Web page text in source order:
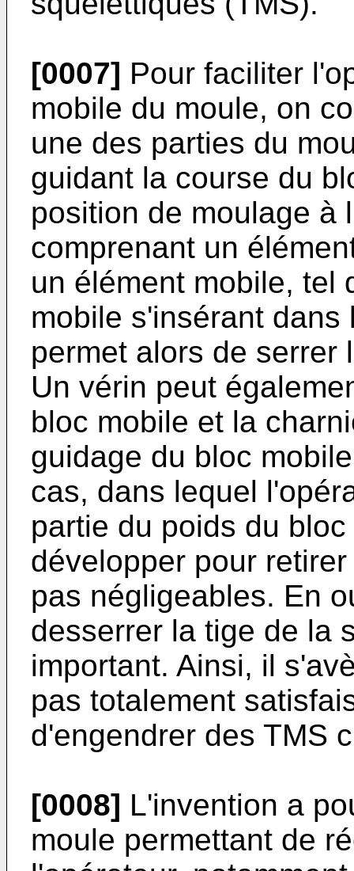
[0007] Pour faciliter
mobile du moule, on
une des parties du
guidant la course du
position de moulage à
comprenant un
un élément mobile, tel
mobile s'insérant
permet alors de serrer
Un vérin peut
bloc mobile et la
guidage du bloc
cas, dans lequel
partie du poids du
développer pour
pas négligeables. En
desserrer la tige de la
important. Ainsi, il
pas totalement
d'engendrer des TMS
[0008] L'invention a
moule permettant de